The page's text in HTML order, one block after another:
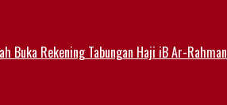
Buka Rekening Tabungan Haji iB Ar-Rahman